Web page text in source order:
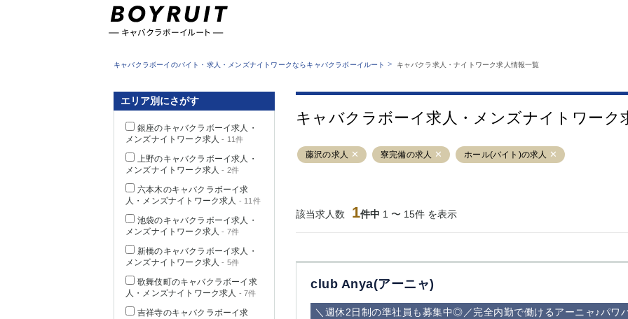
業種から探す
職種から探す
キャバクラボーイルートとは？
サイトマップ
キャバクラボーイのバイト・求人・メンズナイトワークならキャバクラボーイルート > キャバクラ求人・ナイトワーク求人情報一覧
キャバクラボーイ求人・メンズナイトワーク
藤沢の求人 寮完備の求人 ホール(バイト)の求人
該当求人数 1件中 1 〜 15件 を表示
club Anya(アーニャ)
＼週休2日制の準社員も募集中◎／完全内勤で働けるアーニャ♪パ
エリア別にさがす
銀座のキャバクラボーイ求人・
メンズナイトワーク求人 - 11件
上野のキャバクラボーイ求人・
メンズナイトワーク求人 - 2件
六本木のキャバクラボーイ求
人・メンズナイトワーク求人 - 11件
池袋のキャバクラボーイ求人・
メンズナイトワーク求人 - 7件
新橋のキャバクラボーイ求人・
メンズナイトワーク求人 - 5件
歌舞伎町のキャバクラボーイ求
人・メンズナイトワーク求人 - 7件
吉祥寺のキャバクラボーイ求
東京都 銀座 上野 六本木
立川
千葉中央 門前仲町
町田
大山 赤坂 高円寺
ひばりヶ丘（北
学芸大学
の好立地！
「赤羽駅」から
徒歩2分 ②東
京メトロ南北線
「赤羽岩淵駅」
宿